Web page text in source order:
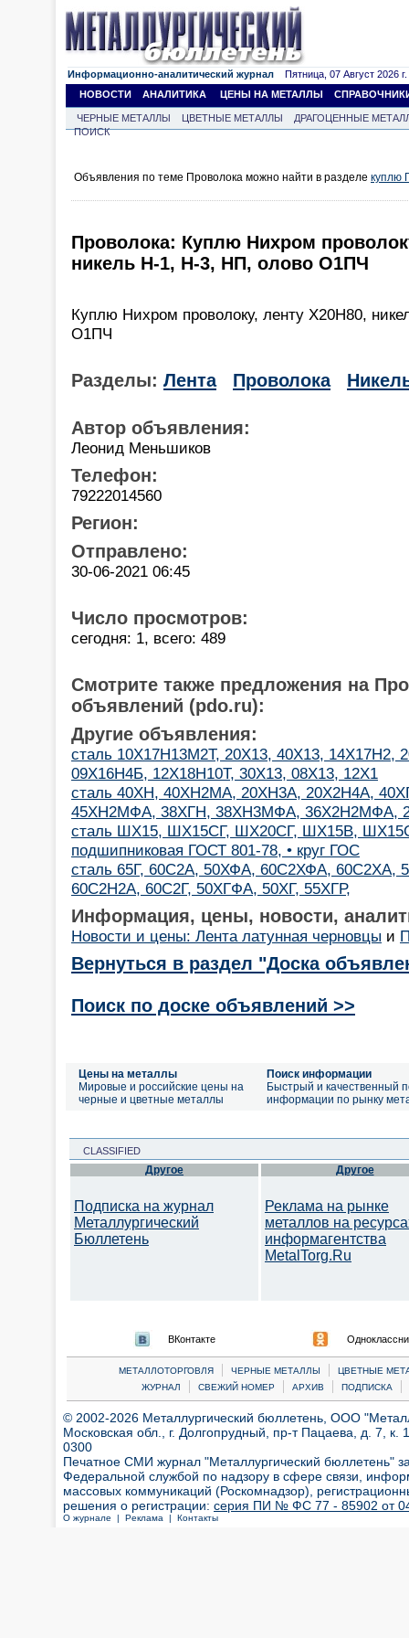
Информационно-аналитический журнал Пятница, 07 Август 2026 г.
НОВОСТИ
АНАЛИТИКА ЦЕНЫ НА МЕТАЛЛЫ
ЧЕРНЫЕ МЕТАЛЛЫ ЦВЕТНЫЕ МЕТАЛЛЫ
ДРАГОЦЕННЫЕ
ПОИСК
Объявления по теме Проволока можно найти в разделе куплю
Проволока: Куплю Нихром
никель Н-1, Н-3, НП, олово О1ПЧ
Куплю Нихром проволоку, ленту Х20Н80,
О1ПЧ
Разделы: Лента Проволока
Автор объявления:
Леонид Меньшиков
Телефон:
79222014560
Регион:
Отправлено:
30-06-2021 06:45
Число просмотров:
сегодня: 1, всего: 489
Смотрите также предложения на
объявлений (pdo.ru):
Другие объявления:
сталь 10X17Н13М2Т, 20Х13, 40Х13, 14Х17Н2,
09Х16Н4Б, 12Х18Н10Т, 30Х13, 08Х13, 12Х1
сталь 40ХН, 40ХН2МА, 20ХН3А, 20Х2Н4А,
45ХН2МФА, 38ХГН, 38ХН3МФА, 36Х2Н2МФА,
сталь ШХ15, ШХ15СГ, ШХ20СГ, ШХ15В,
подшипниковая ГОСТ 801-78, • круг ГОС
сталь 65Г, 60С2А, 50ХФА, 60С2ХФА, 60С2ХА,
60С2Н2А, 60С2Г, 50ХГФА, 50ХГ, 55ХГР,
Информация, цены, новости,
Новости и цены: Лента латунная черновцы и
Вернуться в раздел "Доска
Поиск по доске объявлений >>
Цены на металлы
Мировые и российские цены на
черные и цветные металлы
Поиск информации
Быстрый и качественный
информации по рынку
CLASSIFIED
Другое
Подписка на журнал
Металлургический
Бюллетень
Другое
Реклама на рынке
металлов на
информагентства
MetalTorg.Ru
ВКонтакте
МЕТАЛЛОТОРГОВЛЯ | ЧЕРНЫЕ МЕТАЛЛЫ |
ЦВЕТНЫЕ
ЖУРНАЛ
| СВЕЖИЙ НОМЕР | АРХИВ | ПОДПИСКА |
© 2002-2026 Металлургический бюллетень, ООО
Московская обл., г. Долгопрудный, пр-т Пацаева, д. 7,
0300
Печатное СМИ журнал "Металлургический бюллетень"
Федеральной службой по надзору в сфере связи,
массовых коммуникаций (Роскомнадзор),
решения о регистрации: серия ПИ № ФС 77 - 85902 от 04
О журнале | Реклама | Контакты